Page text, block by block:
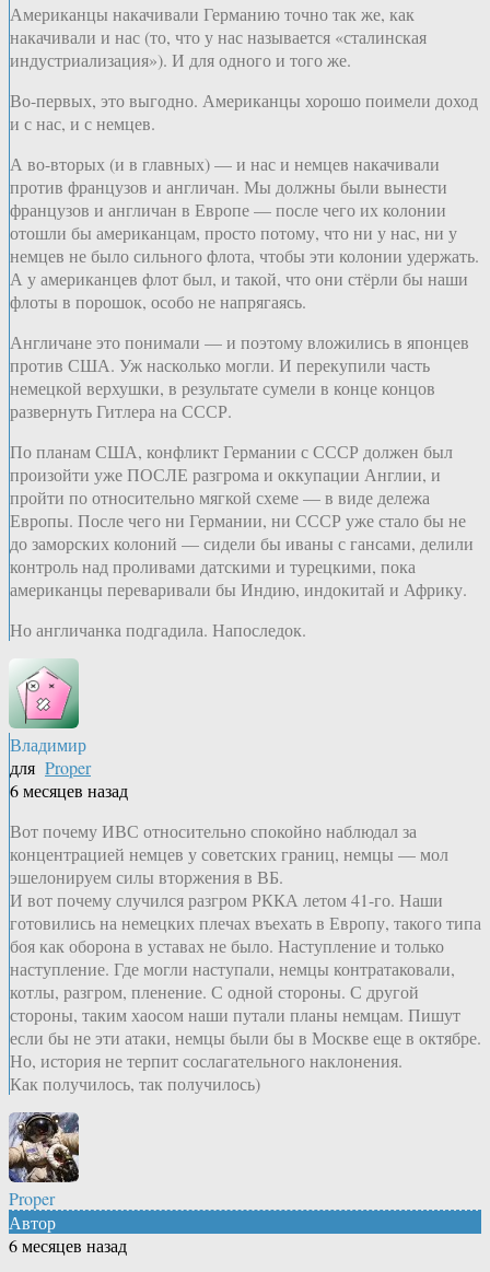
Американцы накачивали Германию точно так же, как
накачивали и нас (то, что у нас называется «сталинская
индустриализация»). И для одного и того же.
Во-первых, это выгодно. Американцы хорошо поимели доход
и с нас, и с немцев.
А во-вторых (и в главных) — и нас и немцев накачивали
против французов и англичан. Мы должны были вынести
французов и англичан в Европе — после чего их колонии
отошли бы американцам, просто потому, что ни у нас, ни у
немцев не было сильного флота, чтобы эти колонии удержать.
А у американцев флот был, и такой, что они стёрли бы наши
флоты в порошок, особо не напрягаясь.
Англичане это понимали — и поэтому вложились в японцев
против США. Уж насколько могли. И перекупили часть
немецкой верхушки, в результате сумели в конце концов
развернуть Гитлера на СССР.
По планам США, конфликт Германии с СССР должен был
произойти уже ПОСЛЕ разгрома и оккупации Англии, и
пройти по относительно мягкой схеме — в виде дележа
Европы. После чего ни Германии, ни СССР уже стало бы не
до заморских колоний — сидели бы иваны с гансами, делили
контроль над проливами датскими и турецкими, пока
американцы переваривали бы Индию, индокитай и Африку.
Но англичанка подгадила. Напоследок.
Владимир
для Proper
6 месяцев назад
Вот почему ИВС относительно спокойно наблюдал за
концентрацией немцев у советских границ, немцы — мол
эшелонируем силы вторжения в ВБ.
И вот почему случился разгром РККА летом 41-го. Наши
готовились на немецких плечах въехать в Европу, такого типа
боя как оборона в уставах не было. Наступление и только
наступление. Где могли наступали, немцы контратаковали,
котлы, разгром, пленение. С одной стороны. С другой
стороны, таким хаосом наши путали планы немцам. Пишут
если бы не эти атаки, немцы были бы в Москве еще в октябре.
Но, история не терпит сослагательного наклонения.
Как получилось, так получилось)
Proper
Автор
6 месяцев назад